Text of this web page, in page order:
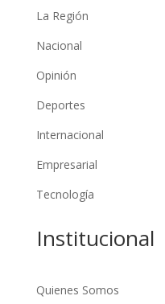
La Región
Nacional
Opinión
Deportes
Internacional
Empresarial
Tecnología
Institucional
Quienes Somos